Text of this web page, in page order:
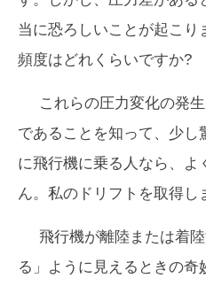
当に恐ろしいことが起こり
頻度はどれくらいですか?
これらの圧力変化の発
であることを知って、少し
に飛行機に乗る人なら、よ
ん。私のドリフトを取得し
飛行機が離陸または着
る」ように見えるときの奇